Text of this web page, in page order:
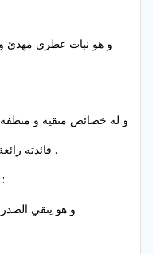
و هو نبات عطري مهدئ و
و له خصائص منقية و
فائدته رائعة عند إضافة العسل عليه .
عصير الجزر :
و هو ينقي الصدر